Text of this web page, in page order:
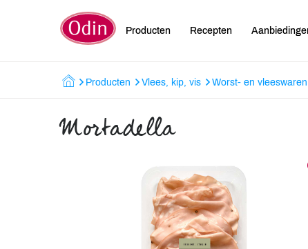
Producten Recepten
Producten Vlees, kip, vis Worst- en vleeswaren
Mortadella